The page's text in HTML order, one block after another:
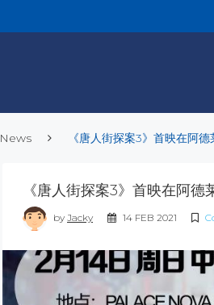
News 《唐人街探案3》首映在阿
《唐人街探案3》首映在阿
by Jacky 14 FEB 2021